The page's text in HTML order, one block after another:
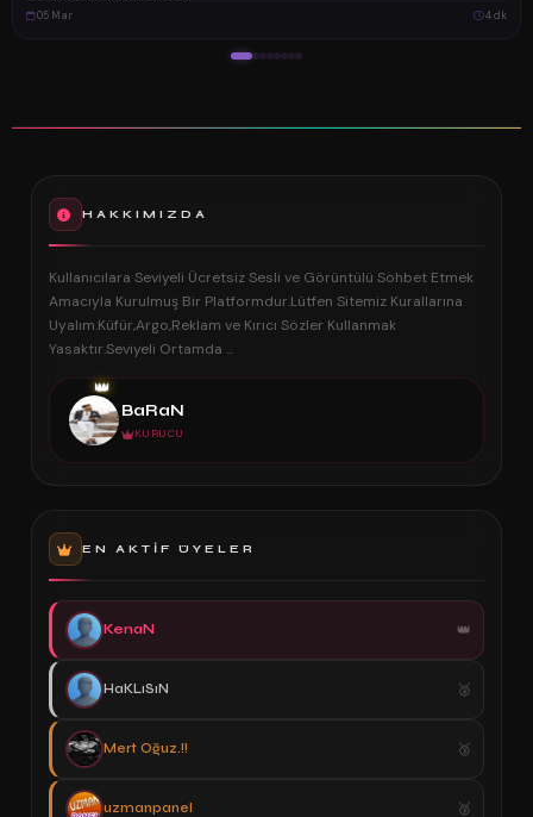
05 Mar 4 dk
HAKKIMIZDA
Kullanıcılara Seviyeli Ücretsiz Sesli ve Görüntülü Sohbet Etmek
Amacıyla Kurulmuş Bir Platformdur.Lütfen Sitemiz Kurallarına
Uyalım.Küfür,Argo,Reklam ve Kırıcı Sözler Kullanmak
Yasaktır.Seviyeli Ortamda ...
👑
BaRaN
KURUCU
EN AKTIF ÜYELER
KenaN
HaKLıSıN
Mert Oğuz.!!
uzmanpanel